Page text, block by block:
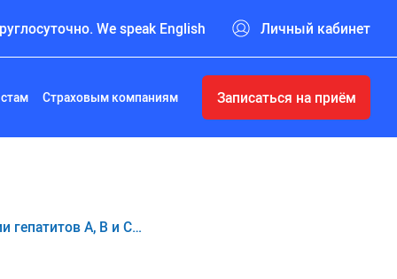
We speak English Личный кабинет
Страховым компаниям Записаться на приём
гепатитов А, В и С…